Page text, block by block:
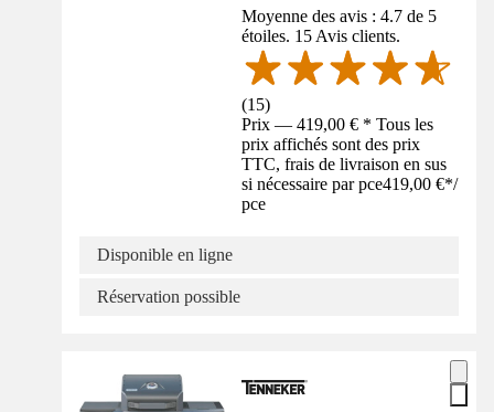
Moyenne des avis : 4.7 de 5
étoiles. 15 Avis clients.
(15)
Prix — 419,00 € * Tous les
prix affichés sont des prix
TTC, frais de livraison en sus
si nécessaire par pce419,00 €*/
pce
Disponible en ligne
Réservation possible